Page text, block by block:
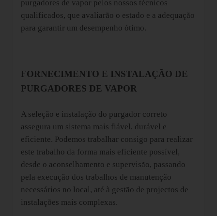
purgadores de vapor pelos nossos técnicos
qualificados, que avaliarão o estado e a adequação
para garantir um desempenho ótimo.
FORNECIMENTO E INSTALAÇÃO DE
PURGADORES DE VAPOR
A seleção e instalação do purgador correto
assegura um sistema mais fiável, durável e
eficiente. Podemos trabalhar consigo para realizar
este trabalho da forma mais eficiente possível,
desde o aconselhamento e supervisão, passando
pela execução dos trabalhos de manutenção
necessários no local, até à gestão de projectos de
instalações mais complexas.